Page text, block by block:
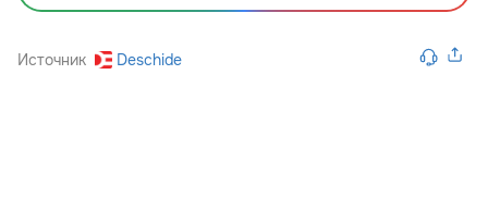
Источник Deschide